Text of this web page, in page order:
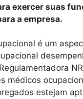
exercer suas
a empresa.
é um
médicos
estejam